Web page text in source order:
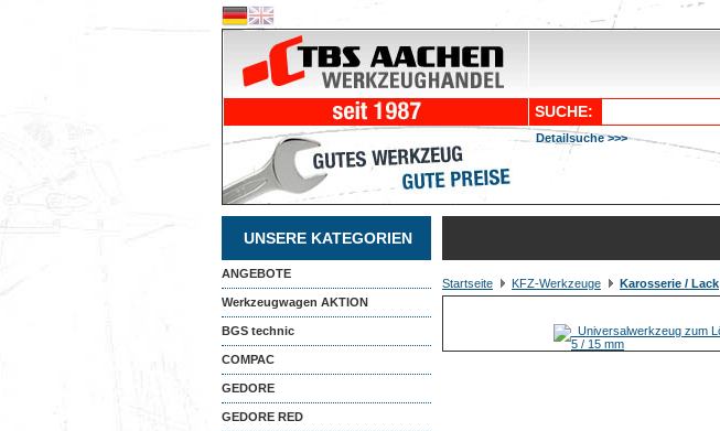
SUCHE:
Detailsuche >>>
UNSERE KATEGORIEN
ANGEBOTE
Werkzeugwagen AKTION
BGS technic
COMPAC
GEDORE
GEDORE RED
Startseite KFZ-Werkzeuge Karosserie / Lack